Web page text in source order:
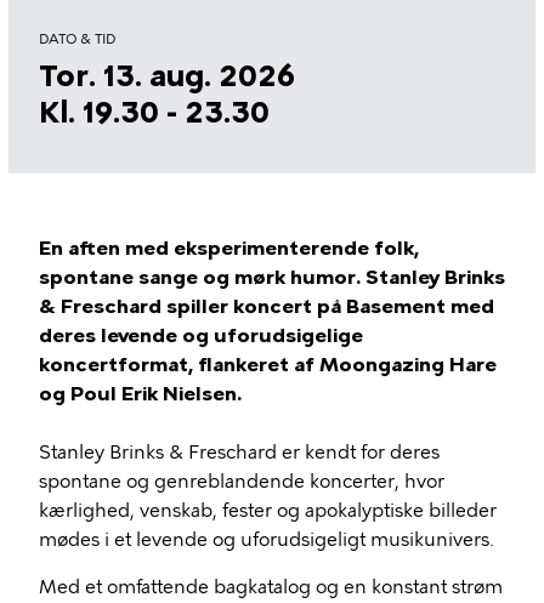
DATO & TID
Tor. 13. aug. 2026
Kl. 19.30 - 23.30
En aften med eksperimenterende folk,
spontane sange og mørk humor. Stanley Brinks
& Freschard spiller koncert på Basement med
deres levende og uforudsigelige
koncertformat, flankeret af Moongazing Hare
og Poul Erik Nielsen.
Stanley Brinks & Freschard er kendt for deres
spontane og genreblandende koncerter, hvor
kærlighed, venskab, fester og apokalyptiske billeder
mødes i et levende og uforudsigeligt musikunivers.
Med et omfattende bagkatalog og en konstant strøm